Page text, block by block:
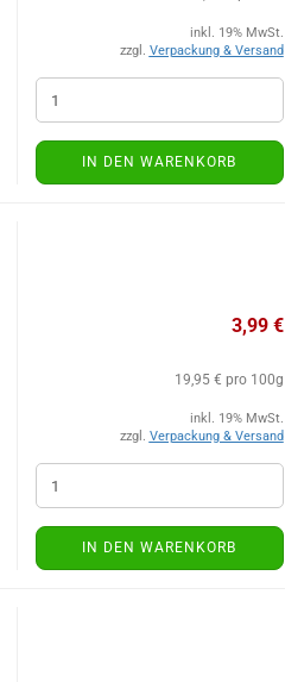
inkl. 19% MwSt.
zzgl. Verpackung & Versand
IN DEN WARENKORB
3,99 €
19,95 € pro 100g
inkl. 19% MwSt.
zzgl. Verpackung & Versand
IN DEN WARENKORB